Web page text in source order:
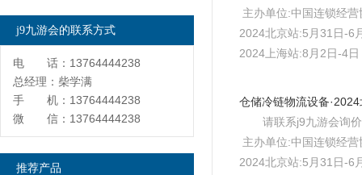
主办单位:中国连锁经营
2024北京站:5月31日-6
2024上海站:8月2日-4
请联系j9九游会询价
主办单位:中国连锁经营
2024北京站:5月31日-6
j9九游会的联系方式
电 话：13764444238
总经理：柴学满
手 机：13764444238
微 信：13764444238
推荐产品